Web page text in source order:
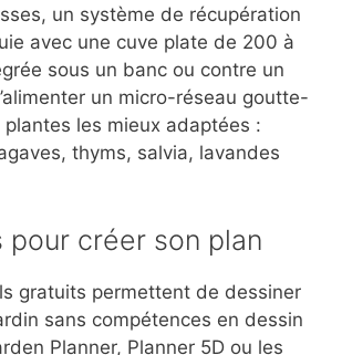
un système de récupération
avec une cuve plate de 200 à
sous un banc ou contre un
un micro-réseau goutte-
les mieux adaptées :
thyms, salvia, lavandes
pour créer son plan
gratuits permettent de dessiner
sans compétences en dessin
Planner, Planner 5D ou les